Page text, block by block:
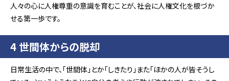
人々の心に人権尊重の意識を育むことが、社会に人権文化を根づか
せる第一歩です。
4 世間体からの脱却
日常生活の中で、「世間体」とか「しきたり」また「ほかの人が皆そうし